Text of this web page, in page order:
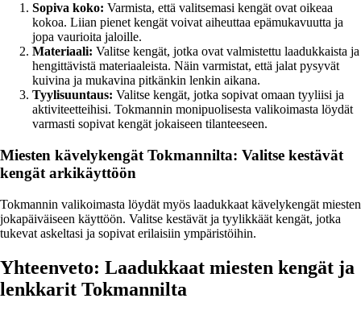
Sopiva koko: Varmista, että valitsemasi kengät ovat oikeaa
kokoa. Liian pienet kengät voivat aiheuttaa epämukavuutta ja
jopa vaurioita jaloille.
Materiaali: Valitse kengät, jotka ovat valmistettu laadukkaista ja
hengittävistä materiaaleista. Näin varmistat, että jalat pysyvät
kuivina ja mukavina pitkänkin lenkin aikana.
Tyylisuuntaus: Valitse kengät, jotka sopivat omaan tyyliisi ja
aktiviteetteihisi. Tokmannin monipuolisesta valikoimasta löydät
varmasti sopivat kengät jokaiseen tilanteeseen.
Miesten kävelykengät Tokmannilta: Valitse kestävät
kengät arkikäyttöön
Tokmannin valikoimasta löydät myös laadukkaat kävelykengät miesten
jokapäiväiseen käyttöön. Valitse kestävät ja tyylikkäät kengät, jotka
tukevat askeltasi ja sopivat erilaisiin ympäristöihin.
Yhteenveto: Laadukkaat miesten kengät ja
lenkkarit Tokmannilta